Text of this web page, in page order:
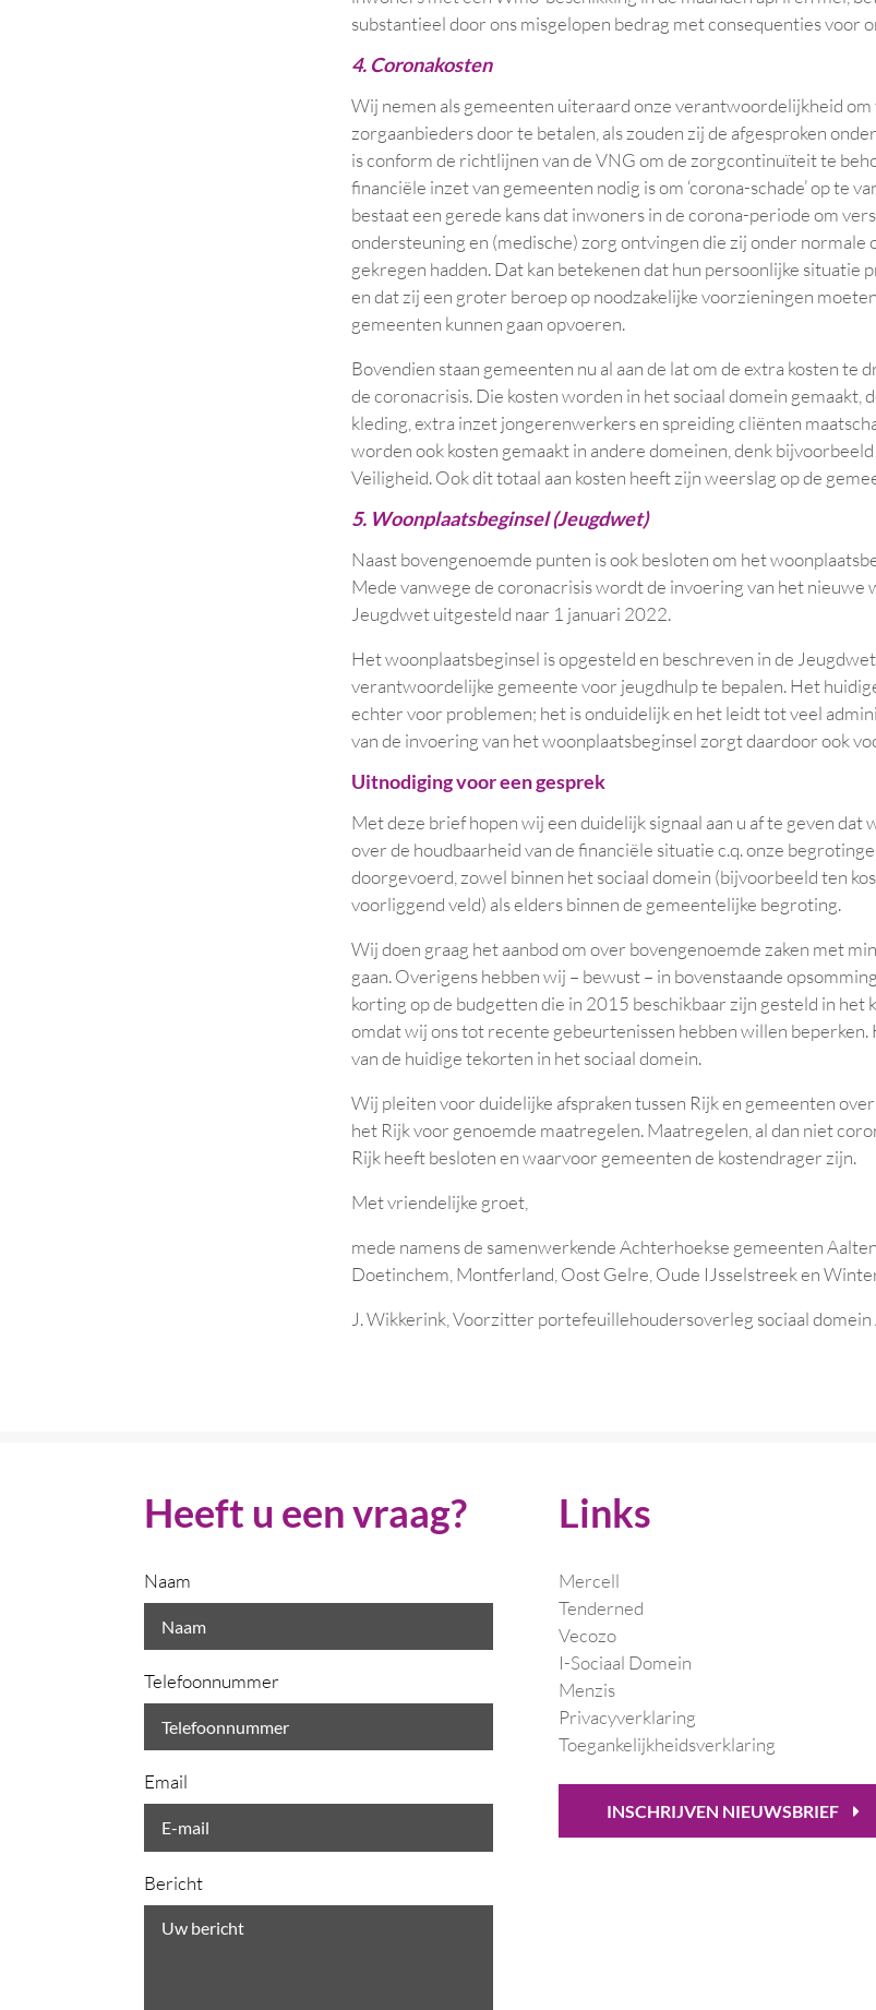
substantieel door ons misgelopen bedrag met consequenties voor
4. Coronakosten
Wij nemen als gemeenten uiteraard onze verantwoordelijkheid
zorgaanbieders door te betalen, als zouden zij de afgesproken
is conform de richtlijnen van de VNG om de zorgcontinuïteit te
financiële inzet van gemeenten nodig is om ‘corona-schade’ op te
bestaat een gerede kans dat inwoners in de corona-periode om
ondersteuning en (medische) zorg ontvingen die zij onder normale
gekregen hadden. Dat kan betekenen dat hun persoonlijke situatie
en dat zij een groter beroep op noodzakelijke voorzieningen
gemeenten kunnen gaan opvoeren.
Bovendien staan gemeenten nu al aan de lat om de extra kosten te
de coronacrisis. Die kosten worden in het sociaal domein gemaakt,
kleding, extra inzet jongerenwerkers en spreiding cliënten
worden ook kosten gemaakt in andere domeinen, denk
Veiligheid. Ook dit totaal aan kosten heeft zijn weerslag op de
5. Woonplaatsbeginsel (Jeugdwet)
Naast bovengenoemde punten is ook besloten om het
Mede vanwege de coronacrisis wordt de invoering van het nieuwe
Jeugdwet uitgesteld naar 1 januari 2022.
Het woonplaatsbeginsel is opgesteld en beschreven in de
verantwoordelijke gemeente voor jeugdhulp te bepalen. Het
echter voor problemen; het is onduidelijk en het leidt tot veel
van de invoering van het woonplaatsbeginsel zorgt daardoor ook
Uitnodiging voor een gesprek
Met deze brief hopen wij een duidelijk signaal aan u af te geven dat
over de houdbaarheid van de financiële situatie c.q. onze
doorgevoerd, zowel binnen het sociaal domein (bijvoorbeeld ten
voorliggend veld) als elders binnen de gemeentelijke begroting.
Wij doen graag het aanbod om over bovengenoemde zaken met
gaan. Overigens hebben wij – bewust – in bovenstaande
korting op de budgetten die in 2015 beschikbaar zijn gesteld in het
omdat wij ons tot recente gebeurtenissen hebben willen
van de huidige tekorten in het sociaal domein.
Wij pleiten voor duidelijke afspraken tussen Rijk en gemeenten
het Rijk voor genoemde maatregelen. Maatregelen, al dan niet
Rijk heeft besloten en waarvoor gemeenten de kostendrager zijn.
Met vriendelijke groet,
mede namens de samenwerkende Achterhoekse gemeenten
Doetinchem, Montferland, Oost Gelre, Oude IJsselstreek en
J. Wikkerink, Voorzitter portefeuillehoudersoverleg sociaal
Heeft u een vraag?
Naam
Telefoonnummer
Email
Bericht
Links
Mercell
Tenderned
Vecozo
I-Sociaal Domein
Menzis
Privacyverklaring
Toegankelijkheidsverklaring
INSCHRIJVEN NIEUWSBRIEF